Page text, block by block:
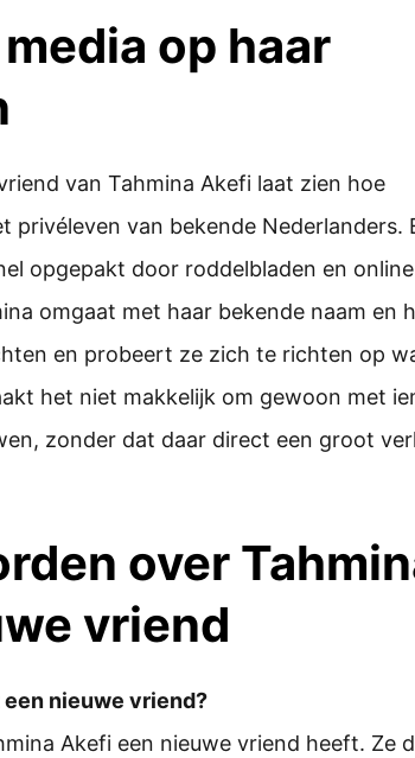
op haar
van Tahmina Akefi laat zien hoe
privéleven van bekende Nederlanders.
opgepakt door roddelbladen en online
omgaat met haar bekende naam en
en probeert ze zich te richten op
het niet makkelijk om gewoon met
zonder dat daar direct een groot
over
vriend
nieuwe vriend?
Akefi een nieuwe vriend heeft. Ze